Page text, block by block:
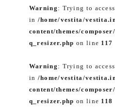
Warning : Trying to
in /home/vestita/
content/themes/
q_resizer.php on line 117
Warning : Trying to
in /home/vestita/
content/themes/
q_resizer.php on line 118